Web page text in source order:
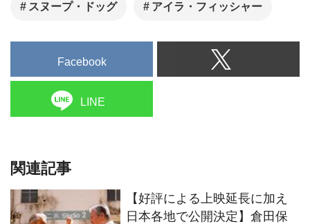
スヌープ・ドッグ アイラ・フィッシャー
Facebook
LINE
関連記事
【好評による上映延長に加え
日本各地で公開決定】倉田保